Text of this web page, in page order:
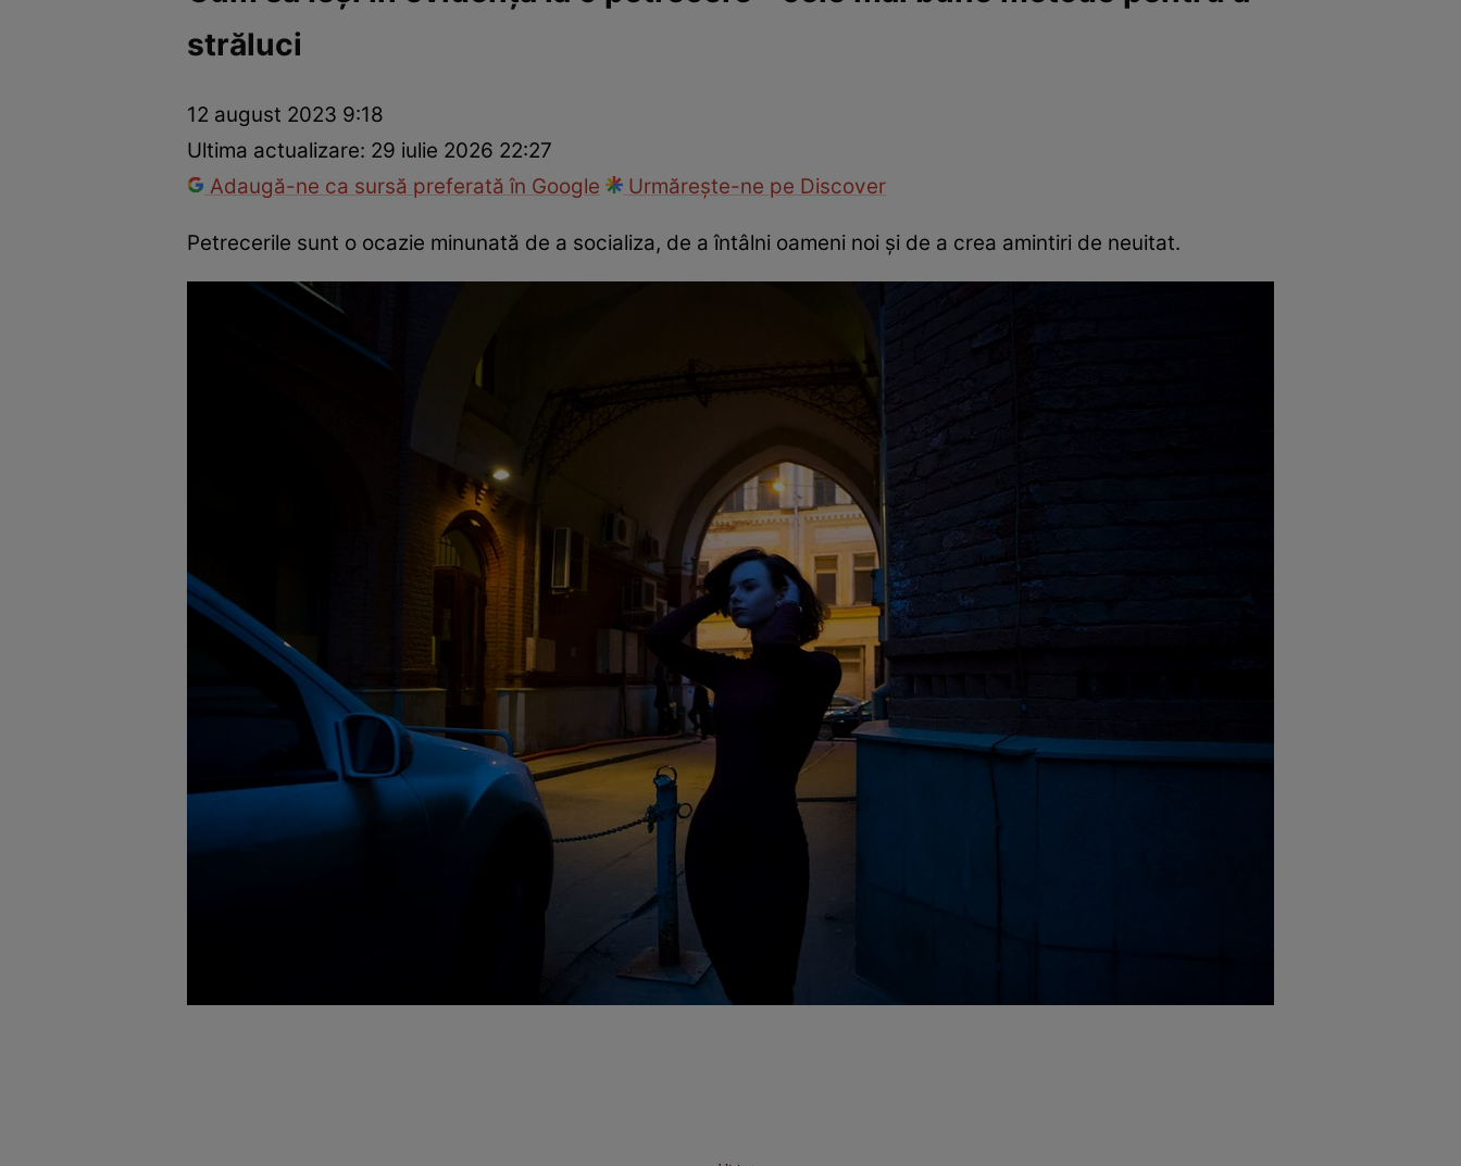
Dragoste și Sex
străluci
12 august 2023 9:18
Ultima actualizare: 29 iulie 2026 22:27
Adaugă-ne ca sursă preferată în Google
Urmărește-ne pe Discover
Petrecerile sunt o ocazie minunată de a socializa, de a întâlni oameni noi și de a crea amintiri de neuitat.